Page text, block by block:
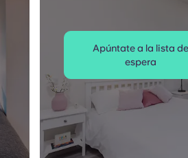
Apúntate a la lista de
espera